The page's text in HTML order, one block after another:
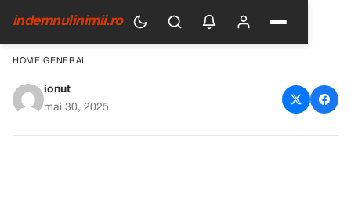
indemnulinimii.ro
HOME›GENERAL
Ilie Bolojan ingrijorat de
ionut
mai 30, 2025